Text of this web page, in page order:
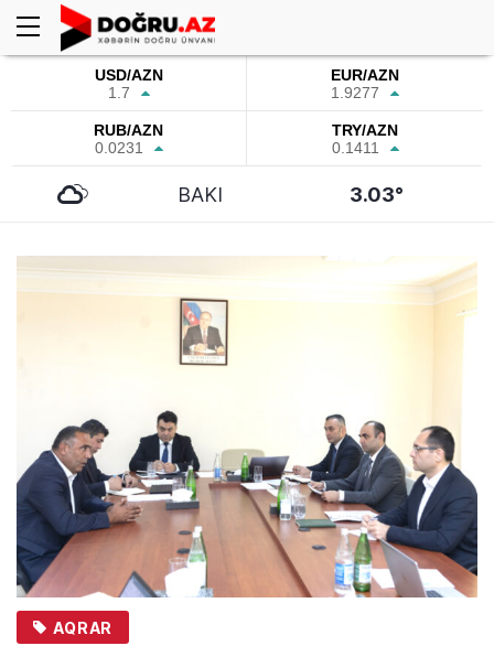
USD/AZN
1.7
EUR/AZN
1.9277
RUB/AZN
0.0231
TRY/AZN
0.1411
BAKI 3.03°
AQRAR